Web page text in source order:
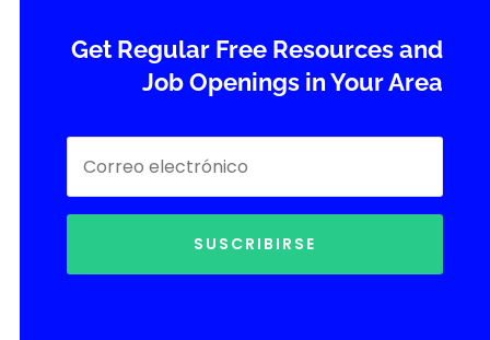
Get Regular Free Resources and
Job Openings in Your Area
SUSCRIBIRSE